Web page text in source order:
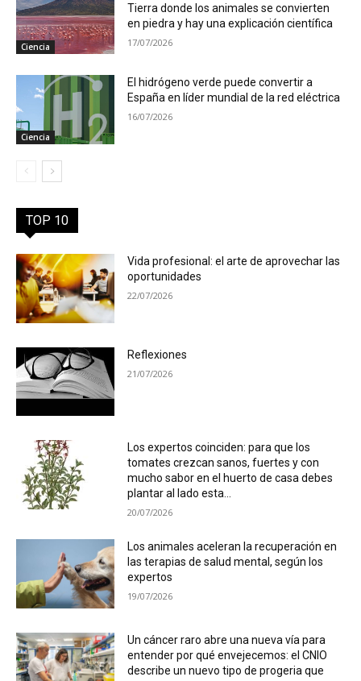
Ciencia
Tierra donde los animales se convierten
en piedra y hay una explicación científica
17/07/2026
Ciencia
El hidrógeno verde puede convertir a
España en líder mundial de la red eléctrica
16/07/2026
TOP 10
Vida profesional: el arte de aprovechar las
oportunidades
22/07/2026
Reflexiones
21/07/2026
Los expertos coinciden: para que los
tomates crezcan sanos, fuertes y con
mucho sabor en el huerto de casa debes
plantar al lado esta...
20/07/2026
Los animales aceleran la recuperación en
las terapias de salud mental, según los
expertos
19/07/2026
Un cáncer raro abre una nueva vía para
entender por qué envejecemos: el CNIO
describe un nuevo tipo de progeria que